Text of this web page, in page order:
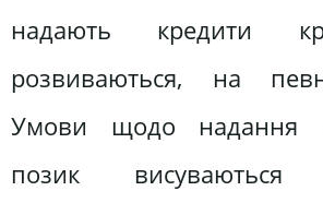
надають кредити
розвиваються, на
Умови щодо надання
позик